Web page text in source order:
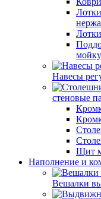
мойку
Навесы
стеновые
Щит
Наполнение и
Вешалки